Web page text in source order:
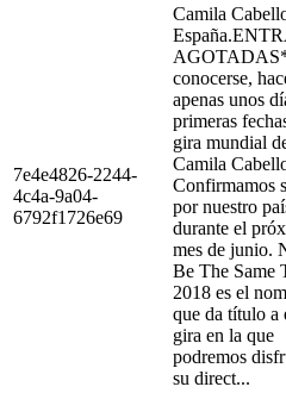
7e4e4826-2244-
4c4a-9a04-
6792f1726e69
Camila
conocerse,
apenas unos
primeras
gira mundial
Camila
Confirmamos
por nuestro
durante el
mes de junio.
Be The Same
2018 es el
que da título a
gira en la que
podremos
su direct...